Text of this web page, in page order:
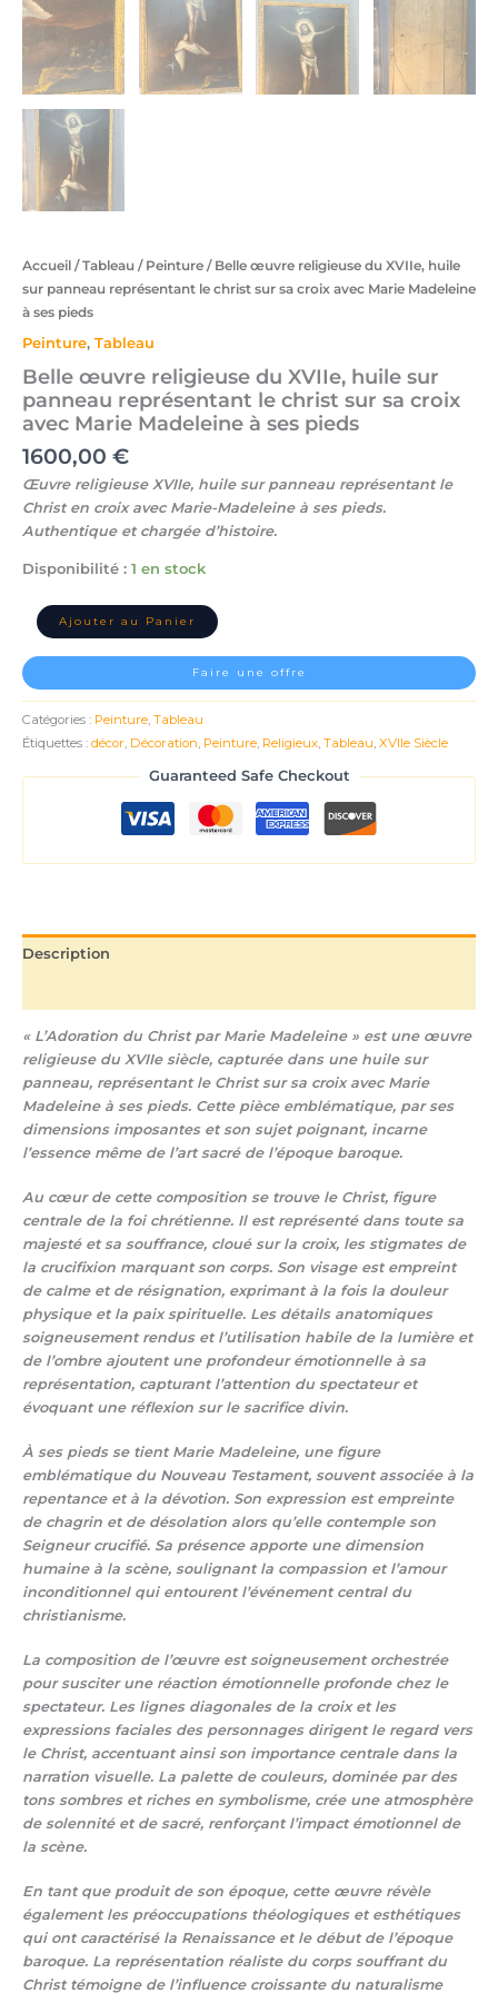
Accueil /Tableau / Peinture / Belle œuvre religieuse du XVIIe, huile
sur panneau représentant le christ sur sa croix avec Marie Madeleine
à ses pieds
Peinture, Tableau
Belle œuvre religieuse du XVIIe, huile sur
panneau représentant le christ sur sa croix
avec Marie Madeleine à ses pieds
1600,00 €
Œuvre religieuse XVIIe, huile sur panneau représentant le
Christ en croix avec Marie-Madeleine à ses pieds.
Authentique et chargée d’histoire.
Disponibilité : 1 en stock
Ajouter au Panier
Faire une offre
Catégories : Peinture, Tableau
Étiquettes : décor, Décoration, Peinture, Religieux, Tableau, XVIIe Siècle
Guaranteed Safe Checkout
Description
« L’Adoration du Christ par Marie Madeleine » est une œuvre
religieuse du XVIIe siècle, capturée dans une huile sur
panneau, représentant le Christ sur sa croix avec Marie
Madeleine à ses pieds. Cette pièce emblématique, par ses
dimensions imposantes et son sujet poignant, incarne
l’essence même de l’art sacré de l’époque baroque.
Au cœur de cette composition se trouve le Christ, figure
centrale de la foi chrétienne. Il est représenté dans toute sa
majesté et sa souffrance, cloué sur la croix, les stigmates de
la crucifixion marquant son corps. Son visage est empreint
de calme et de résignation, exprimant à la fois la douleur
physique et la paix spirituelle. Les détails anatomiques
soigneusement rendus et l’utilisation habile de la lumière et
de l’ombre ajoutent une profondeur émotionnelle à sa
représentation, capturant l’attention du spectateur et
évoquant une réflexion sur le sacrifice divin.
À ses pieds se tient Marie Madeleine, une figure
emblématique du Nouveau Testament, souvent associée à la
repentance et à la dévotion. Son expression est empreinte
de chagrin et de désolation alors qu’elle contemple son
Seigneur crucifié. Sa présence apporte une dimension
humaine à la scène, soulignant la compassion et l’amour
inconditionnel qui entourent l’événement central du
christianisme.
La composition de l’œuvre est soigneusement orchestrée
pour susciter une réaction émotionnelle profonde chez le
spectateur. Les lignes diagonales de la croix et les
expressions faciales des personnages dirigent le regard vers
le Christ, accentuant ainsi son importance centrale dans la
narration visuelle. La palette de couleurs, dominée par des
tons sombres et riches en symbolisme, crée une atmosphère
de solennité et de sacré, renforçant l’impact émotionnel de
la scène.
En tant que produit de son époque, cette œuvre révèle
également les préoccupations théologiques et esthétiques
qui ont caractérisé la Renaissance et le début de l’époque
baroque. La représentation réaliste du corps souffrant du
Christ témoigne de l’influence croissante du naturalisme